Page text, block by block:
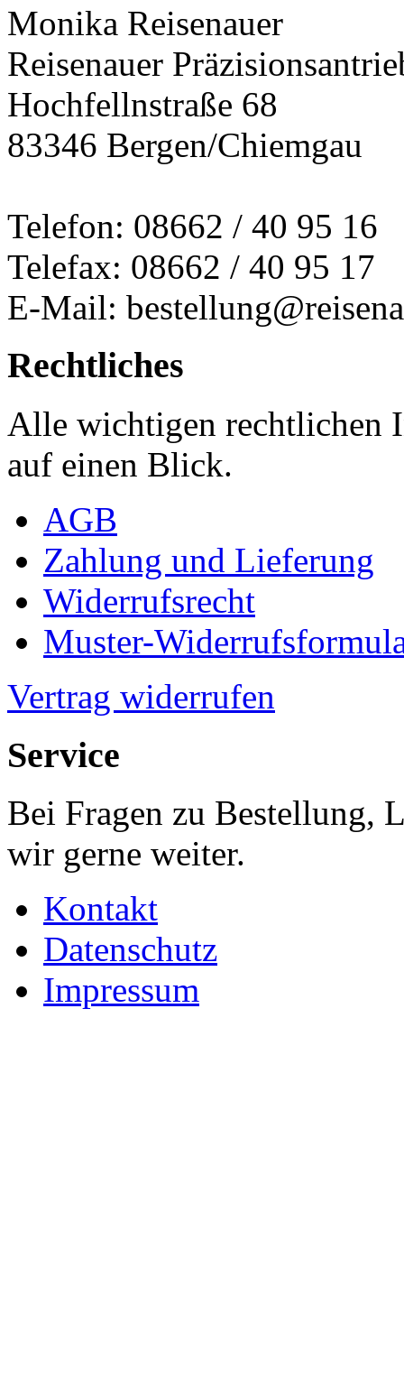
Monika Reisenauer
Reisenauer
Hochfellnstraße 68
83346 Bergen/Chiemgau
Telefon: 08662 / 40 95 16
Telefax: 08662 / 40 95 17
E-Mail:
Rechtliches
Alle wichtigen rechtlichen
auf einen Blick.
AGB
Zahlung und Lieferung
Widerrufsrecht
Muster-
Vertrag widerrufen
Service
Bei Fragen zu Bestellung,
wir gerne weiter.
Kontakt
Datenschutz
Impressum